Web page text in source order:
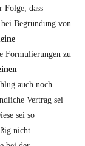
Folge, dass
Begründung von
Formulierungen zu
auch noch
Vertrag sei
sei so
nicht